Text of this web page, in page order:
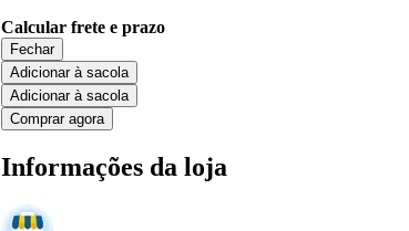
Calcular frete e prazo
Fechar
Adicionar à sacola
Adicionar à sacola
Comprar agora
Informações da loja